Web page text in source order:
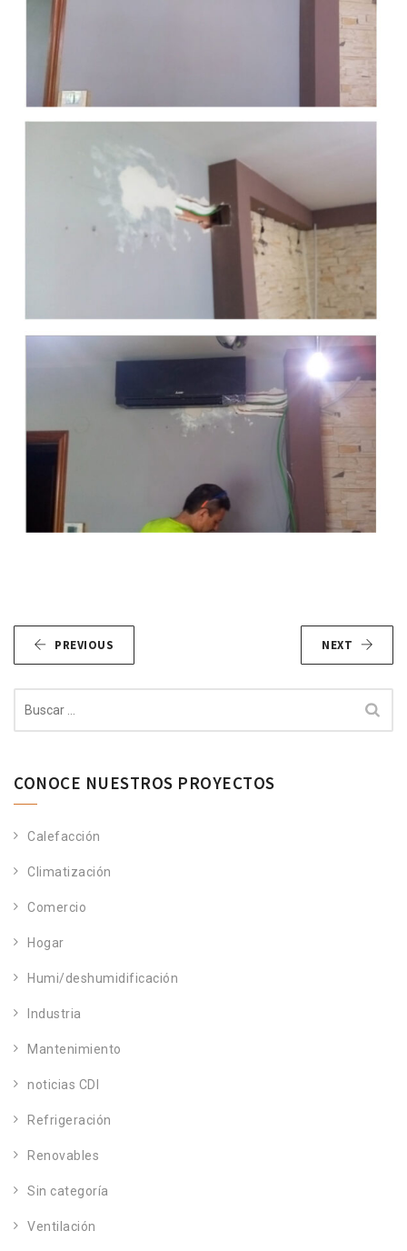
PREVIOUS NEXT
CONOCE NUESTROS PROYECTOS
Calefacción
Climatización
Comercio
Hogar
Humi/deshumidificación
Industria
Mantenimiento
noticias CDI
Refrigeración
Renovables
Sin categoría
Ventilación